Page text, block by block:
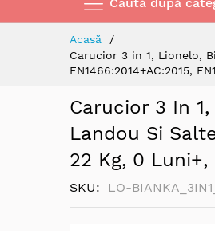
Acasă
Carucior 3 in 1, Lionelo,
EN1466:2014+AC:2015,
Carucior 3 In
Landou Si
22 Kg, 0 Luni+,
SKU LO-